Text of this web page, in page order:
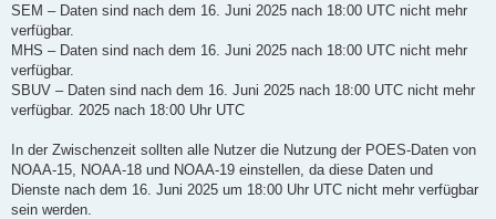
SEM – Daten sind nach dem 16. Juni 2025 nach 18:00 UTC nicht mehr
verfügbar.
MHS – Daten sind nach dem 16. Juni 2025 nach 18:00 UTC nicht mehr
verfügbar.
SBUV – Daten sind nach dem 16. Juni 2025 nach 18:00 UTC nicht mehr
verfügbar. 2025 nach 18:00 Uhr UTC
In der Zwischenzeit sollten alle Nutzer die Nutzung der POES-Daten von
NOAA-15, NOAA-18 und NOAA-19 einstellen, da diese Daten und
Dienste nach dem 16. Juni 2025 um 18:00 Uhr UTC nicht mehr verfügbar
sein werden.